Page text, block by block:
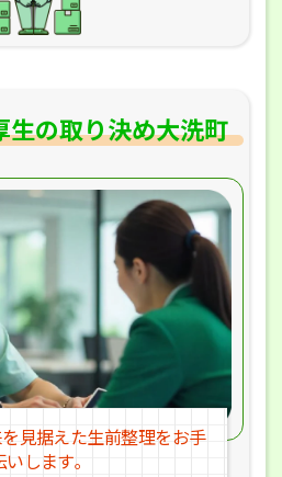
の取り決め大洗町
見据えた生前整理をお手
いします｡